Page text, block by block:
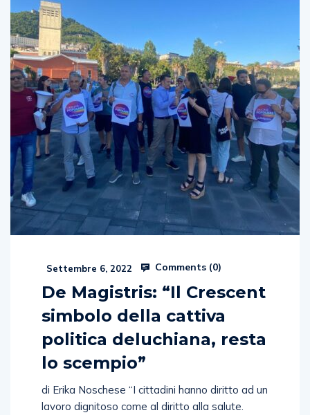
Settembre 6, 2022 Comments (0)
De Magistris: “Il Crescent
simbolo della cattiva
politica deluchiana, resta
lo scempio”
di Erika Noschese “I cittadini hanno diritto ad un
lavoro dignitoso come al diritto alla salute.